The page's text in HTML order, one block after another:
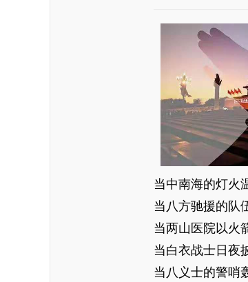
当中南海的灯火
当八方驰援的队
当两山医院以火
当白衣战士日夜
当八义士的警哨